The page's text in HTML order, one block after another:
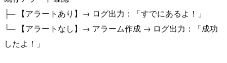
├─ 【アラートあり】→ ログ出力：「すでにあるよ！」
└─ 【アラートなし】→ アラーム作成 → ログ出力：「成功
したよ！」